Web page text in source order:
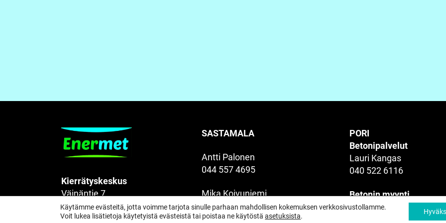
Kierrätyskeskus
Väinäntie 7
38300 Sastamala
SASTAMALA
Antti Palonen
044 557 4695
Mika Koivuniemi
050 363 6525
PORI
Betonipalvelut
Lauri Kangas
040 522 6116
Betonin myynti
Tapani Rajainmäki
Käytämme evästeitä, jotta voimme tarjota sinulle parhaan mahdollisen kokemuksen verkkosivustollamme.
Voit lukea lisätietoja käytetyistä evästeistä tai poistaa ne käytöstäasetuksista.